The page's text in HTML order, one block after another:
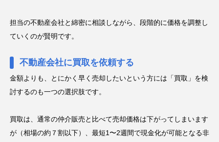
担当の不動産会社と綿密に相談しながら、段階的に価格を調整し
ていくのが賢明です。
不動産会社に買取を依頼する
金額よりも、とにかく早く売却したいという方には「買取」を検
討するのも一つの選択肢です。
買取は、通常の仲介販売と比べて売却価格は下がってしまいます
が（相場の約７割以下）、最短1〜2週間で現金化が可能となる非